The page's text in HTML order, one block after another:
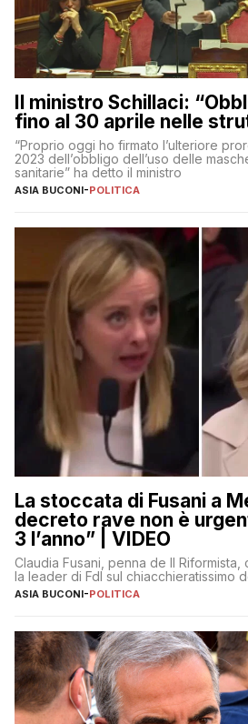
Il ministro Schillaci:
fino al 30 aprile nelle
“Proprio oggi ho firmato l’ulteriore
2023 dell’obbligo dell’uso delle
sanitarie” ha detto il ministro
ASIA BUCONI-POLITICA
La stoccata di Fusani a
decreto rave non è
3 l’anno” | VIDEO
Claudia Fusani, penna de Il
la leader di FdI sul chiacchieratissimo
ASIA BUCONI-POLITICA